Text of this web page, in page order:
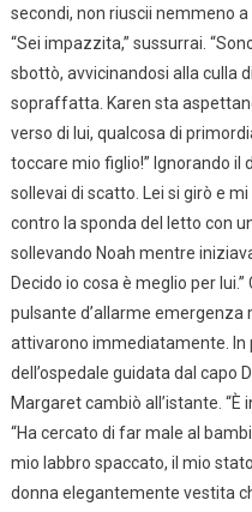
secondi, non riuscii nemmeno
“Sei impazzita,” sussurrai.
sbottò, avvicinandosi alla culla
sopraffatta. Karen sta
verso di lui, qualcosa di
toccare mio figlio!” Ignorando
sollevai di scatto. Lei si girò e
contro la sponda del letto con
sollevando Noah mentre
Decido io cosa è meglio per
pulsante d’allarme emergenza
attivarono immediatamente. In
dell’ospedale guidata dal capo
Margaret cambiò all’istante.
“Ha cercato di far male al
mio labbro spaccato, il mio
donna elegantemente vestita